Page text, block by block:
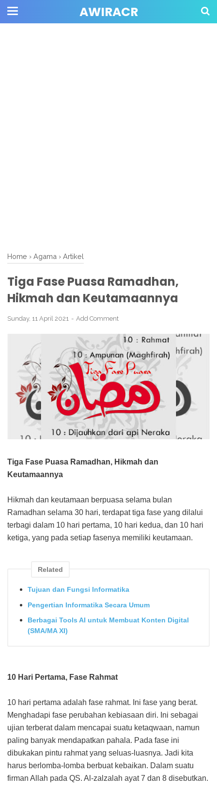
AWIRACR
Home › Agama › Artikel
Tiga Fase Puasa Ramadhan,
Hikmah dan Keutamaannya
Sunday, 11 April 2021 Add Comment
Tiga Fase Puasa Ramadhan, Hikmah dan
Keutamaannya
Hikmah dan keutamaan berpuasa selama bulan
Ramadhan selama 30 hari, terdapat tiga fase yang dilalui
terbagi dalam 10 hari pertama, 10 hari kedua, dan 10 hari
ketiga, yang pada setiap fasenya memiliki keutamaan.
Related
Tujuan dan Fungsi Informatika
Pengertian Informatika Secara Umum
Berbagai Tools AI untuk Membuat Konten Digital
(SMA/MA XI)
10 Hari Pertama, Fase Rahmat
10 hari pertama adalah fase rahmat. Ini fase yang berat.
Menghadapi fase perubahan kebiasaan diri. Ini sebagai
ujian terberat dalam mencapai suatu ketaqwaan, namun
paling banyak mendapatkan pahala. Pada fase ini
dibukakan pintu rahmat yang seluas-luasnya. Jadi kita
harus berlomba-lomba berbuat kebaikan. Dalam suatu
firman Allah pada QS. Al-zalzalah ayat 7 dan 8 disebutkan.